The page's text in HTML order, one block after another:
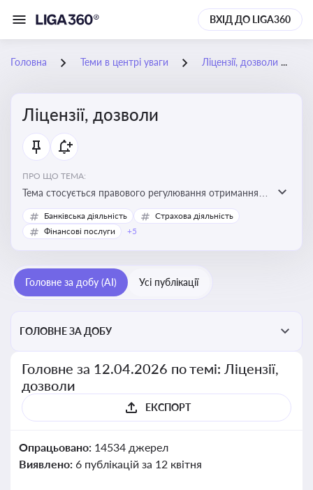
ВХІД ДО LIGA360
Головна Теми в центрі уваги Ліцензії, дозволи
Ліцензії, дозволи
ПРО ЩО ТЕМА:
Тема стосується правового регулювання отримання,
переоформлення, анулювання ліцензій і дозволів,
необхідних для провадження господарської
Банківська діяльність
Страхова діяльність
Фінансові послуги
+5
Головне за добу (AI) Усі публікації
ГОЛОВНЕ ЗА ДОБУ
Головне за 12.04.2026 по темі: Ліцензії,
дозволи
ЕКСПОРТ
Опрацьовано: 14534 джерел
Виявлено: 6 публікацій за 12 квітня